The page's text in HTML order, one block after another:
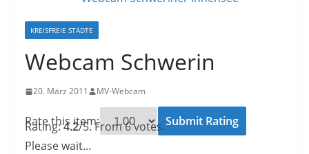
KREISFREIE STÄDTE
Webcam Schwerin
20. März 2011 MV-Webcam
Rate this item: Submit Rating
Rating:4.2/5. From 6 votes.
Please wait...